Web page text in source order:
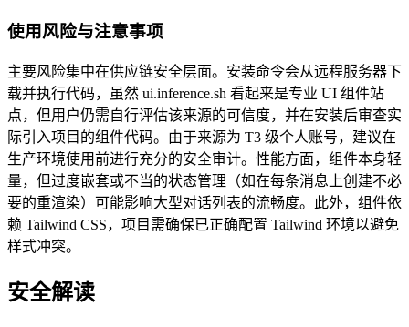
使用风险与注意事项
主要风险集中在供应链安全层面。安装命令会从远程服务器下
载并执行代码，虽然 ui.inference.sh 看起来是专业 UI 组件站
点，但用户仍需自行评估该来源的可信度，并在安装后审查实
际引入项目的组件代码。由于来源为 T3 级个人账号，建议在
生产环境使用前进行充分的安全审计。性能方面，组件本身轻
量，但过度嵌套或不当的状态管理（如在每条消息上创建不必
要的重渲染）可能影响大型对话列表的流畅度。此外，组件依
赖 Tailwind CSS，项目需确保已正确配置 Tailwind 环境以避免
样式冲突。
安全解读